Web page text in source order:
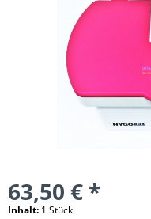
63,50 € *
Inhalt: 1 Stück